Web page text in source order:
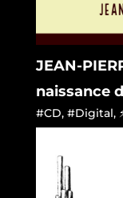
JEAN-
naissance
#CD, #Digital,